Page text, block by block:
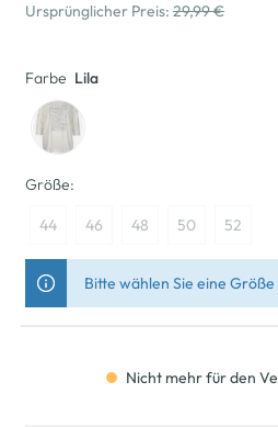
Ursprünglicher Preis: 29,99 €
Farbe Lila
Größe:
44 46 48 50 52
Bitte wählen Sie eine Größe
Nicht mehr für den